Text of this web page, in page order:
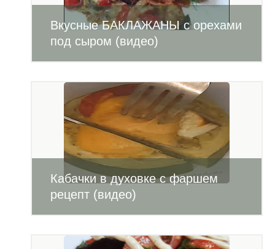
Вкусные БАКЛАЖАНЫ с орехами
под сыром (видео)
Кабачки в духовке с фаршем
рецепт (видео)